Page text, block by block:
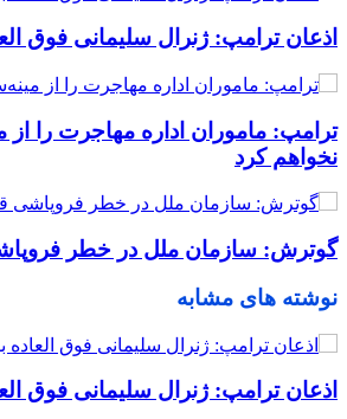
اذعان ترامپ: ژنرال سلیمانی فوق
ترامپ: ماموران اداره مهاجرت را از
نخواهم کرد
گوترش: سازمان ملل در خطر
نوشته های مشابه
اذعان ترامپ: ژنرال سلیمانی فوق